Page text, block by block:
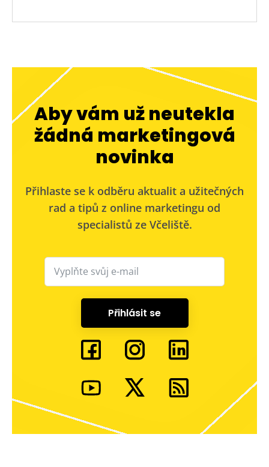
Aby vám už neutekla
žádná marketingová
novinka
Přihlaste se k odběru aktualit a užitečných
rad a tipů z online marketingu od
specialistů ze Včeliště.
Přihlásit se